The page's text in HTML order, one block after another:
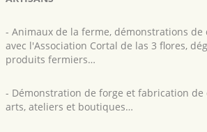
- Animaux de la ferme, démonstrations
avec l'Association Cortal de las 3 flores,
produits fermiers…
- Démonstration de forge et fabrication
arts, ateliers et boutiques…